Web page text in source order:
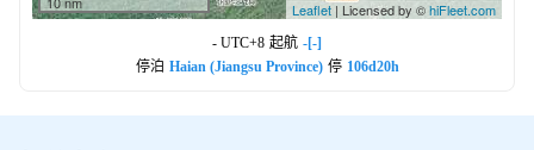
Leaflet | Licensed by ©hiFleet.com
- UTC+8 起航 -[-]
停泊 Haian (Jiangsu Province) 停 106d20h